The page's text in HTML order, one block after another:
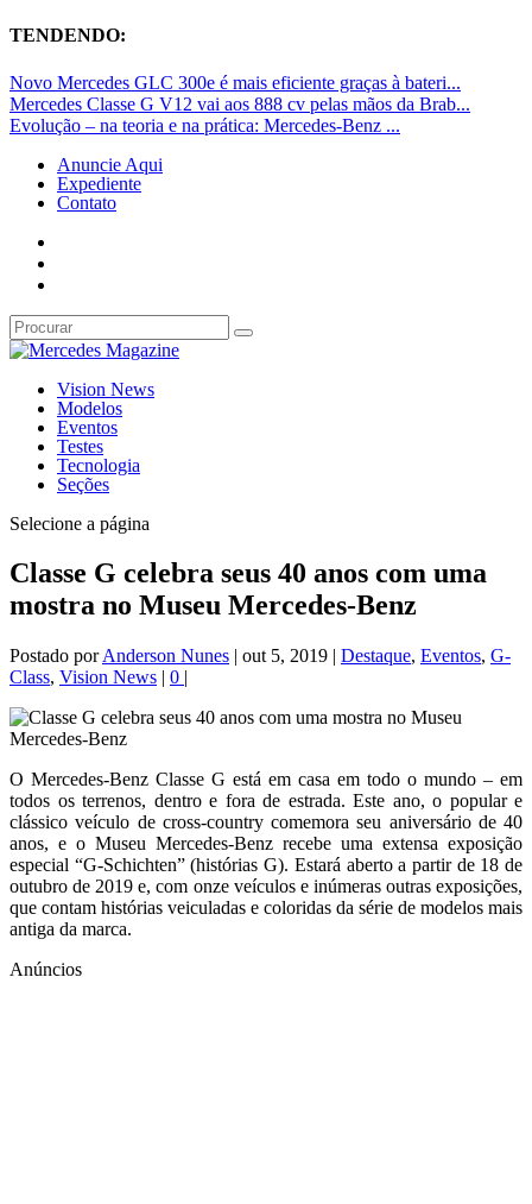
TENDENDO:
Novo Mercedes GLC 300e é mais eficiente graças à bateri...
Mercedes Classe G V12 vai aos 888 cv pelas mãos da Brab...
Evolução – na teoria e na prática: Mercedes-Benz ...
Anuncie Aqui
Expediente
Contato
Vision News
Modelos
Eventos
Testes
Tecnologia
Seções
Selecione a página
Classe G celebra seus 40 anos com uma
mostra no Museu Mercedes-Benz
Postado porAnderson Nunes | out 5, 2019 | Destaque, Eventos, G-
Class, Vision News | 0 |
O Mercedes-Benz Classe G está em casa em todo o mundo – em
todos os terrenos, dentro e fora de estrada. Este ano, o popular e
clássico veículo de cross-country comemora seu aniversário de 40
anos, e o Museu Mercedes-Benz recebe uma extensa exposição
especial “G-Schichten” (histórias G). Estará aberto a partir de 18 de
outubro de 2019 e, com onze veículos e inúmeras outras exposições,
que contam histórias veiculadas e coloridas da série de modelos mais
antiga da marca.
Anúncios